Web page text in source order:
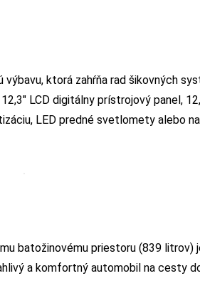
ktorá zahŕňa rad šikovných
LCD digitálny prístrojový panel,
LED predné svetlomety alebo
batožinovému priestoru (839 litrov)
a komfortný automobil na cesty